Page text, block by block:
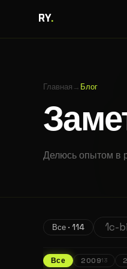
RY.
Главная → Блог
Делюсь опытом в
Все · 114 1c-
Все 200913